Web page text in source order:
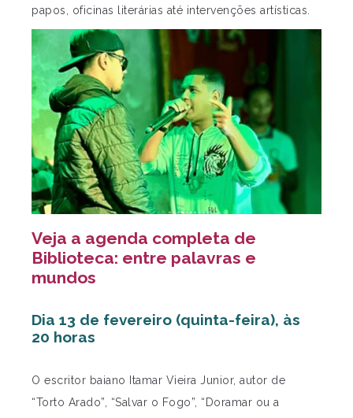
papos, oficinas literárias até intervenções artísticas.
Veja a agenda completa de
Biblioteca: entre palavras e
mundos
Dia 13 de fevereiro (quinta-feira), às
20 horas
O escritor baiano Itamar Vieira Junior, autor de
“Torto Arado”, “Salvar o Fogo”, “Doramar ou a